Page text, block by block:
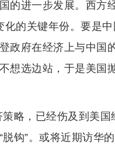
的进一步发展。西方
的关键年份。要是
府在经济上与中国
想选边站，于是美国
略，已经伤及到美
钩”。或将近期访华